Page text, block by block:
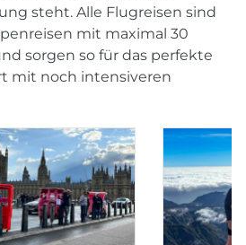
steht. Alle Flugreisen sind
mit maximal 30
sorgen so für das perfekte
mit noch intensiveren